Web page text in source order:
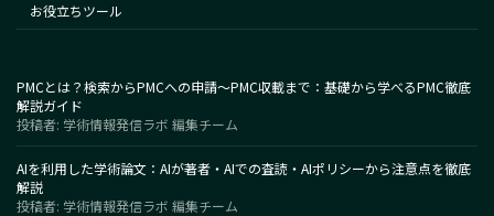
お役立ちツール
PMCとは？検索からPMCへの申請～PMC収載まで：基礎から学べるPMC徹底
解説ガイド
投稿者: 学術情報発信ラボ 編集チーム
AIを利用した学術論文：AIが著者・AIでの査読・AIポリシーから注意点を徹底
解説
投稿者: 学術情報発信ラボ 編集チーム